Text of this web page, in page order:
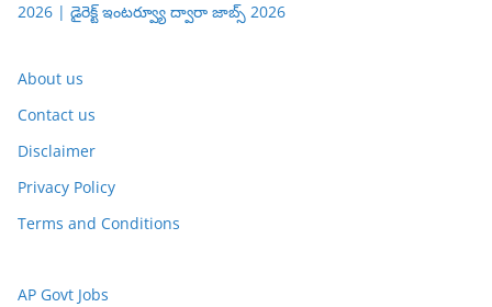
2026 | డైరెక్ట్ ఇంటర్వ్యూ ద్వారా జాబ్స్ 2026
About us
Contact us
Disclaimer
Privacy Policy
Terms and Conditions
AP Govt Jobs